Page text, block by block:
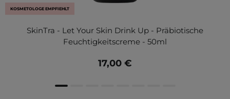
KOSMETOLOGE EMPFIEHLT
SkinTra - Let Your Skin Drink Up - Präbiotische
Feuchtigkeitscreme - 50ml
17,00 €